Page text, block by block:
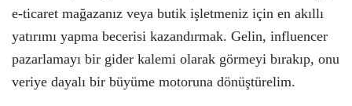
e-ticaret mağazanız veya butik işletmeniz için en akıllı
yatırımı yapma becerisi kazandırmak. Gelin, influencer
pazarlamayı bir gider kalemi olarak görmeyi bırakıp, onu
veriye dayalı bir büyüme motoruna dönüştürelim.